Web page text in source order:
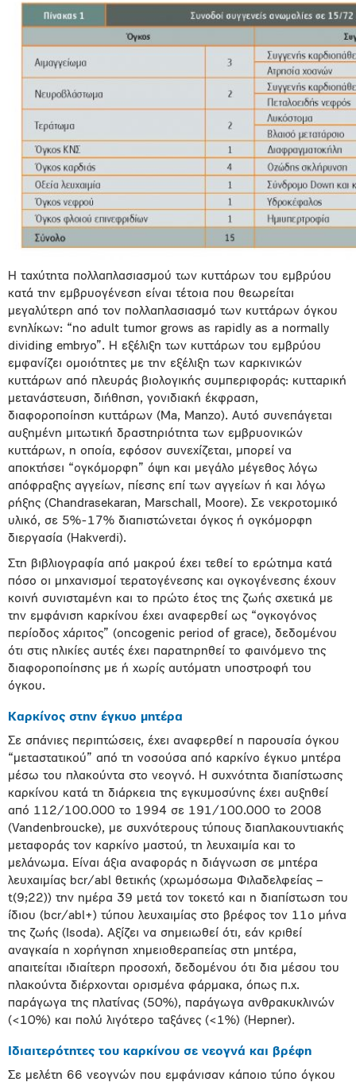
Η ταχύτητα πολλαπλασιασμού των κυττάρων του εμβρύου
κατά την εμβρυογένεση είναι τέτοια που θεωρείται
μεγαλύτερη από τον πολλαπλασιασμό των κυττάρων όγκου
ενηλίκων: “no adult tumor grows as rapidly as a normally
dividing embryo”. Η εξέλιξη των κυττάρων του εμβρύου
εμφανίζει ομοιότητες με την εξέλιξη των καρκινικών
κυττάρων από πλευράς βιολογικής συμπεριφοράς: κυτταρική
μετανάστευση, διήθηση, γονιδιακή έκφραση,
διαφοροποίηση κυττάρων (Μa, Manzo). Αυτό συνεπάγεται
αυξημένη μιτωτική δραστηριότητα των εμβρυονικών
κυττάρων, η οποία, εφόσον συνεχίζεται, μπορεί να
αποκτήσει “ογκόμορφη” όψη και μεγάλο μέγεθος λόγω
απόφραξης αγγείων, πίεσης επί των αγγείων ή και λόγω
ρήξης (Chandrasekaran, Marschall, Moore). Σε νεκροτομικό
υλικό, σε 5%-17% διαπιστώνεται όγκος ή ογκόμορφη
διεργασία (Hakverdi).
Στη βιβλιογραφία από μακρού έχει τεθεί το ερώτημα κατά
πόσο οι μηχανισμοί τερατογένεσης και ογκογένεσης έχουν
κοινή συνισταμένη και το πρώτο έτος της ζωής σχετικά με
την εμφάνιση καρκίνου έχει αναφερθεί ως “ογκογόνος
περίοδος χάριτος” (oncogenic period of grace), δεδομένου
ότι στις ηλικίες αυτές έχει παρατηρηθεί το φαινόμενο της
διαφοροποίησης με ή χωρίς αυτόματη υποστροφή του
όγκου.
Καρκίνος στην έγκυο μητέρα
Σε σπάνιες περιπτώσεις, έχει αναφερθεί η παρουσία όγκου
“μεταστατικού” από τη νοσούσα από καρκίνο έγκυο μητέρα
μέσω του πλακούντα στο νεογνό. H συχνότητα διαπίστωσης
καρκίνου κατά τη διάρκεια της εγκυμοσύνης έχει αυξηθεί
από 112/100.000 το 1994 σε 191/100.000 το 2008
(Vandenbroucke), με συχνότερους τύπους διαπλακουντιακής
μεταφοράς τον καρκίνο μαστού, τη λευχαιμία και το
μελάνωμα. Είναι άξια αναφοράς η διάγνωση σε μητέρα
λευχαιμίας bcr/abl θετικής (χρωμόσωμα Φιλαδελφείας –
t(9;22)) την ημέρα 39 μετά τον τοκετό και η διαπίστωση του
ίδιου (bcr/abl+) τύπου λευχαιμίας στο βρέφος τον 11ο μήνα
της ζωής (Isoda). Αξίζει να σημειωθεί ότι, εάν κριθεί
αναγκαία η χορήγηση χημειοθεραπείας στη μητέρα,
απαιτείται ιδιαίτερη προσοχή, δεδομένου ότι δια μέσου του
πλακούντα διέρχονται ορισμένα φάρμακα, όπως π.χ.
παράγωγα της πλατίνας (50%), παράγωγα ανθρακυκλινών
(<10%) και πολύ λιγότερο ταξάνες (<1%) (Hepner).
Ιδιαιτερότητες του καρκίνου σε νεογνά και βρέφη
Σε μελέτη 66 νεογνών που εμφάνισαν κάποιο τύπο όγκου